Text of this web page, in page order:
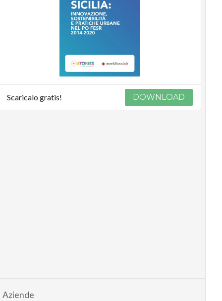
Scaricalo gratis! DOWNLOAD
Aziende